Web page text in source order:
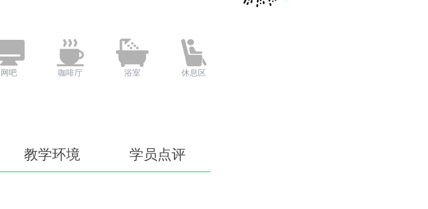
网吧 咖啡厅 浴室 休息区
教学环境 学员点评